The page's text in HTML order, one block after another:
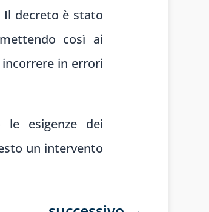
Il decreto è stato
così ai
in errori
le esigenze dei
un intervento